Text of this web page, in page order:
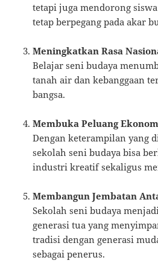
tetapi juga mendorong
tetap berpegang pada akar
Meningkatkan Rasa
Belajar seni budaya
tanah air dan kebanggaan
bangsa.
Membuka Peluang
Dengan keterampilan yang
sekolah seni budaya bisa
industri kreatif sekaligus
Membangun Jembatan
Sekolah seni budaya
generasi tua yang
tradisi dengan generasi
sebagai penerus.